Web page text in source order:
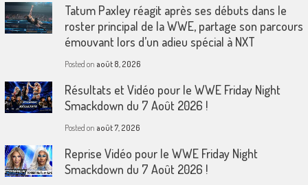
Tatum Paxley réagit après ses débuts dans le
roster principal de la WWE, partage son parcours
émouvant lors d’un adieu spécial à NXT
Posted on août 8, 2026
Résultats et Vidéo pour le WWE Friday Night
Smackdown du 7 Août 2026 !
Posted on août 7, 2026
Reprise Vidéo pour le WWE Friday Night
Smackdown du 7 Août 2026 !